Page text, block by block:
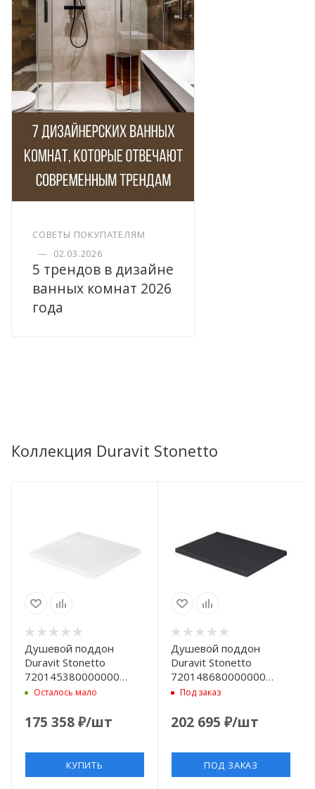
СОВЕТЫ ПОКУПАТЕЛЯМ
— 02.03.2026
5 трендов в дизайне
ванных комнат 2026
года
Коллекция Duravit Stonetto
Душевой поддон
Duravit Stonetto
720145380000000
композитный, 90x80х5
Осталось мало
175 358₽/шт
КУПИТЬ
Душевой поддон
Duravit Stonetto
720148680000000
композитный,
антрацит
Под заказ
202 695 ₽/шт
ПОД ЗАКАЗ